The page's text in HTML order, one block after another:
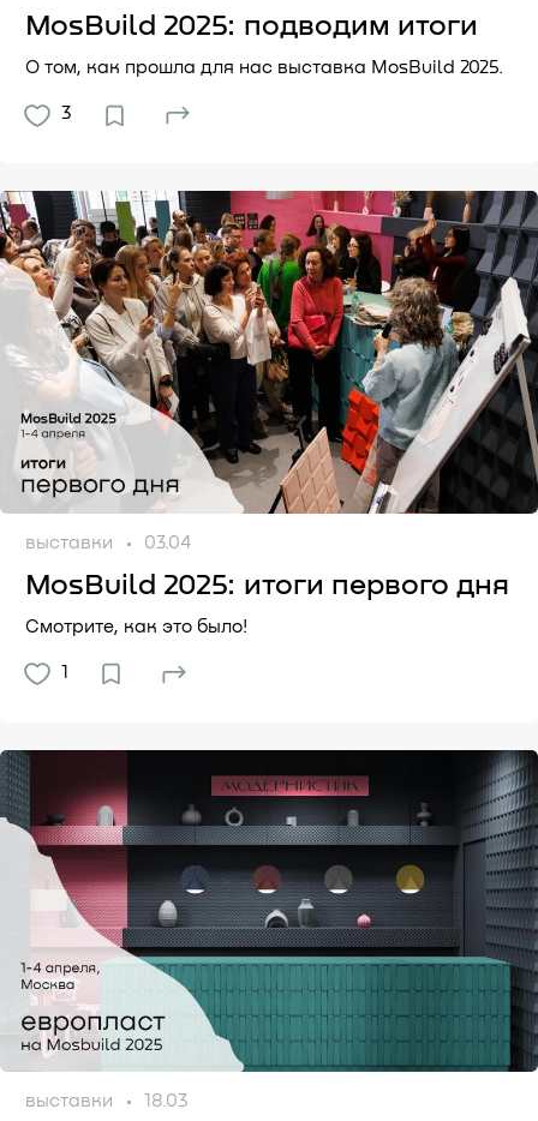
MosBuild 2025: подводим итоги
О том, как прошла для нас выставка MosBuild 2025.
3
выставки 03.04
MosBuild 2025: итоги первого дня
Смотрите, как это было!
1
выставки 18.03